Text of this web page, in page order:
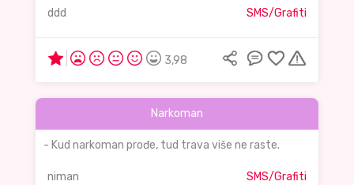
ddd SMS/Grafiti
3,98
Narkoman
- Kud narkoman prođe, tud trava više ne raste.
niman SMS/Grafiti